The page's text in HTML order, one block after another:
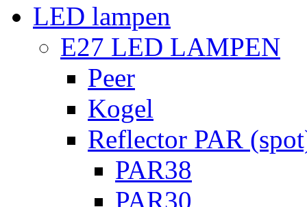
LED lampen
E27 LED LAMPEN
Peer
Kogel
Reflector PAR
PAR38
PAR30